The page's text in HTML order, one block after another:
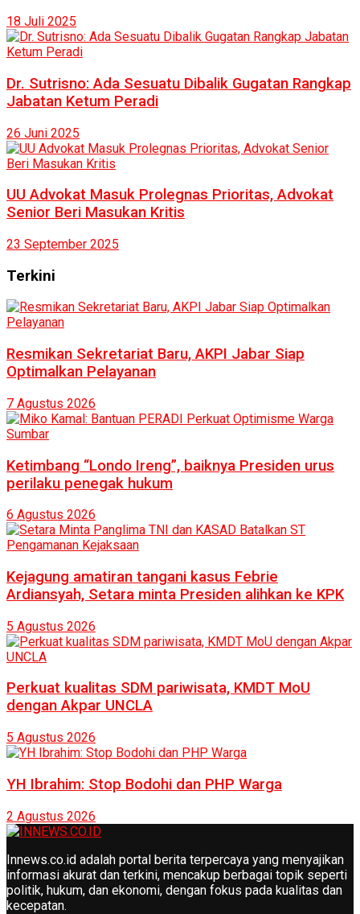
18 Juli 2025
Dr. Sutrisno: Ada Sesuatu Dibalik Gugatan Rangkap
Jabatan Ketum Peradi
26 Juni 2025
UU Advokat Masuk Prolegnas Prioritas, Advokat
Senior Beri Masukan Kritis
23 September 2025
Terkini
Resmikan Sekretariat Baru, AKPI Jabar Siap
Optimalkan Pelayanan
7 Agustus 2026
Ketimbang “Londo Ireng”, baiknya Presiden urus
perilaku penegak hukum
6 Agustus 2026
Kejagung amatiran tangani kasus Febrie
Ardiansyah, Setara minta Presiden alihkan ke KPK
5 Agustus 2026
Perkuat kualitas SDM pariwisata, KMDT MoU
dengan Akpar UNCLA
5 Agustus 2026
YH Ibrahim: Stop Bodohi dan PHP Warga
2 Agustus 2026
Innews.co.id adalah portal berita terpercaya yang menyajikan
informasi akurat dan terkini, mencakup berbagai topik seperti
politik, hukum, dan ekonomi, dengan fokus pada kualitas dan
kecepatan.